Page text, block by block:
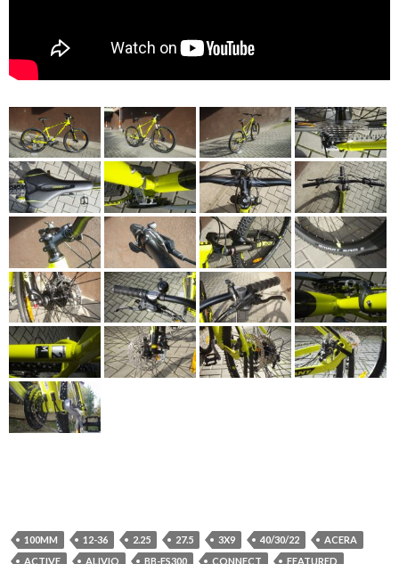
100MM 12-36 2.25 27.5 3X9 40/30/22
ACERA
ACTIVE
ALIVIO BB-ES300 CONNECT FEATURED